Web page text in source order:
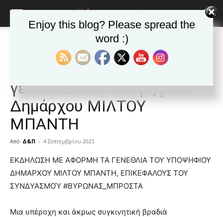
Ανακοινώσεις - Δελτία τύπου
Ανακοινώσεις - Δελτία τύπου Δημοφιλή άρθρα
Εκδήλωση με αφορμή τα
γενέθλια του υποψήφιου
Δημάρχου ΜΙΛΤΟΥ
ΜΠΑΝΤΗ
Από Δ&Π - 4 Σεπτεμβρίου 2023
blonde
lesbians
hot
show.desi
ΕΚΔΗΛΩΣΗ ΜΕ ΑΦΟΡΜΗ ΤΑ ΓΕΝΕΘΛΙΑ ΤΟΥ ΥΠΟΨΗΦΙΟΥ
ΔΗΜΑΡΧΟΥ ΜΙΛΤΟΥ ΜΠΑΝΤΗ, ΕΠΙΚΕΦΑΛΟΥΣ ΤΟΥ
ΣΥΝΔΥΑΣΜΟΎ #ΒΥΡΩΝΑΣ_ΜΠΡΟΣΤΑ
Μια υπέροχη και άκρως συγκινητική βραδιά
Enjoy this blog? Please spread the
word :)